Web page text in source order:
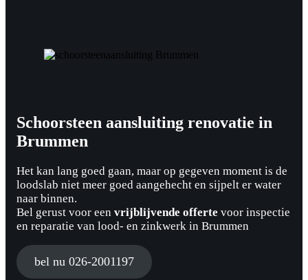
Schoorsteen aansluiting renovatie in
Brummen
Het kan lang goed gaan, maar op gegeven moment is de
loodslab niet meer goed aangehecht en sijpelt er water
naar binnen.
Bel gerust voor een vrijblijvende offerte voor inspectie
en reparatie van lood- en zinkwerk in Brummen
bel nu 026-2001197